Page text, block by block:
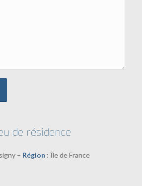
de résidence
– Région : Île de France